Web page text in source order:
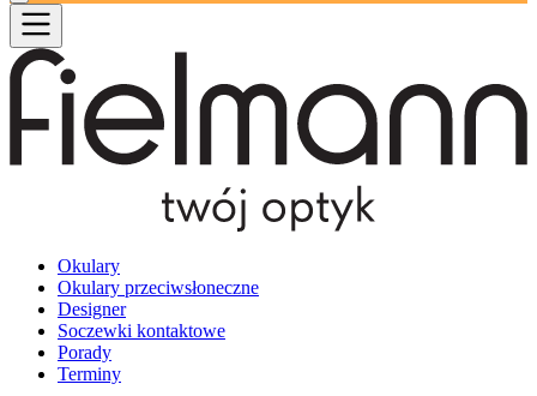
Okulary
Okulary przeciwsłoneczne
Designer
Soczewki kontaktowe
Porady
Terminy